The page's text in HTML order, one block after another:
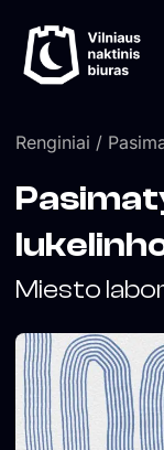
prie
turinio
Renginiai /
Miesto